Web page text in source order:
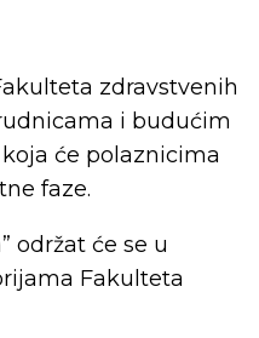
zdravstvenih
i budućim
će polaznicima
faze.
održat će se u
Fakulteta